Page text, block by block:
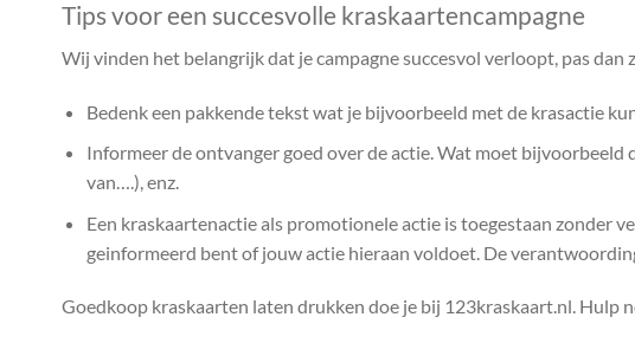
Tips voor een succesvolle kraskaartencampagne
Wij vinden het belangrijk dat je campagne succesvol verloopt, pas
Bedenk een pakkende tekst wat je bijvoorbeeld met de krasactie
Informeer de ontvanger goed over de actie. Wat moet bijvoorbeeld
van….), enz.
Een kraskaartenactie als promotionele actie is toegestaan zonder
geinformeerd bent of jouw actie hieraan voldoet. De
Goedkoop kraskaarten laten drukken doe je bij 123kraskaart.nl. Hulp